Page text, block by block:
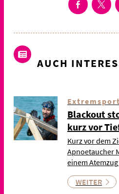
AUCH
Extremsport
Blackout
kurz vor
Kurz vor dem
Apnoetaucher
einem
WEITER